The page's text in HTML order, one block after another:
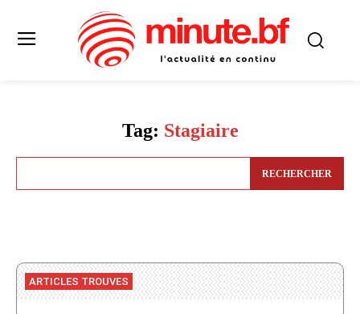
Tag: Stagiaire
RECHERCHER
ARTICLES TROUVES